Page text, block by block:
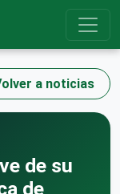
a noticias
de su
de